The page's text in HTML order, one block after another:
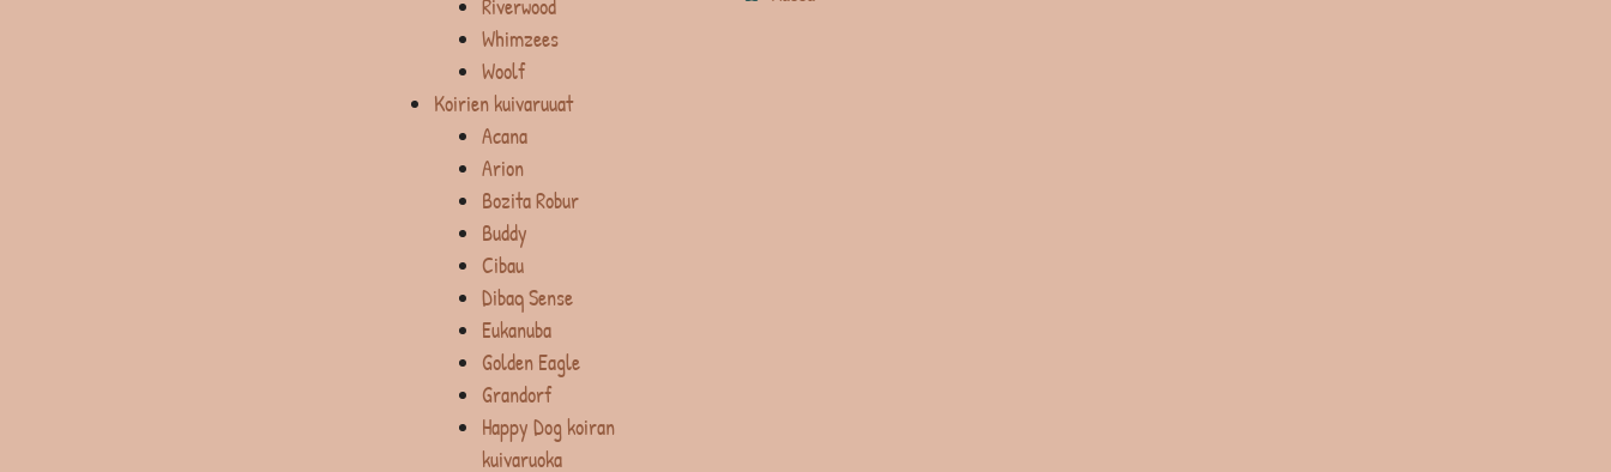
Riverwood
Whimzees
Woolf
Koirien kuivaruuat
Acana
Arion
Bozita Robur
Buddy
Cibau
Dibaq Sense
Eukanuba
Golden Eagle
Grandorf
Happy Dog koiran
kuivaruoka